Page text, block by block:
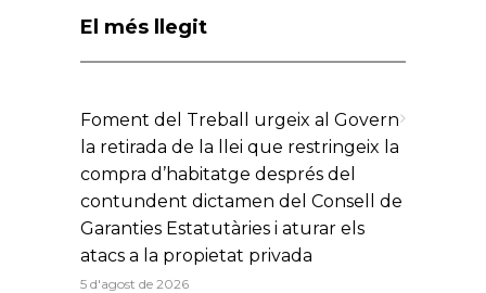
El més llegit
Foment del Treball urgeix al Govern
la retirada de la llei que restringeix la
compra d’habitatge després del
contundent dictamen del Consell de
Garanties Estatutàries i aturar els
atacs a la propietat privada
5 d'agost de 2026